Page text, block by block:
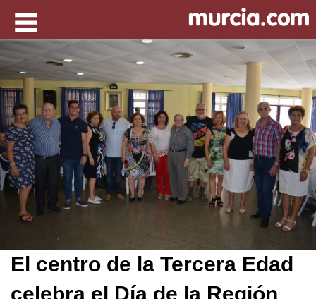
El centro de la Tercera Edad
celebra el Día de la Región